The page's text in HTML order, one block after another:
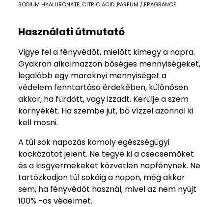
SODIUM HYALURONATE, CITRIC ACID ,PARFUM / FRAGRANCE
Használati útmutató
Vigye fel a fényvédőt, mielőtt kimegy a napra.
Gyakran alkalmazzon bőséges mennyiségeket,
legalább egy maroknyi mennyiséget a
védelem fenntartása érdekében, különösen
akkor, ha fürdött, vagy izzadt. Kerülje a szem
környékét. Ha szembe jut, bő vízzel azonnal ki
kell mosni.
A túl sok napozás komoly egészségügyi
kockázatot jelent. Ne tegye ki a csecsemőket
és a kisgyermekeket közvetlen napfénynek. Ne
tartózkodjon túl sokáig a napon, még akkor
sem, ha fényvédőt használ, mivel az nem nyújt
100% -os védelmet.